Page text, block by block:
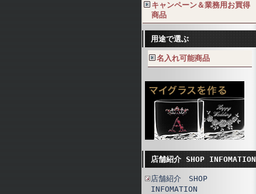
キャンペーン＆業務用お買得
商品
用途で選ぶ
名入れ可能商品
店舗紹介 SHOP INFOMATION
店舗紹介 SHOP
INFOMATION